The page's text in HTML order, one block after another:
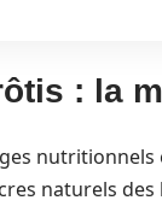
: la
naturels